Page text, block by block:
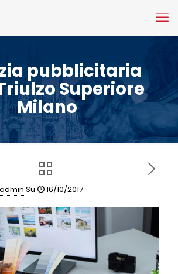
pubblicitaria
Superiore
Milano
admin Su 16/10/2017